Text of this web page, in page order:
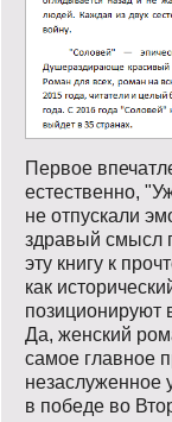
Первое
естественно,
не отпускали
здравый смысл
эту книгу к
как
позиционируют
Да, женский
самое главное
незаслуженное
в победе во